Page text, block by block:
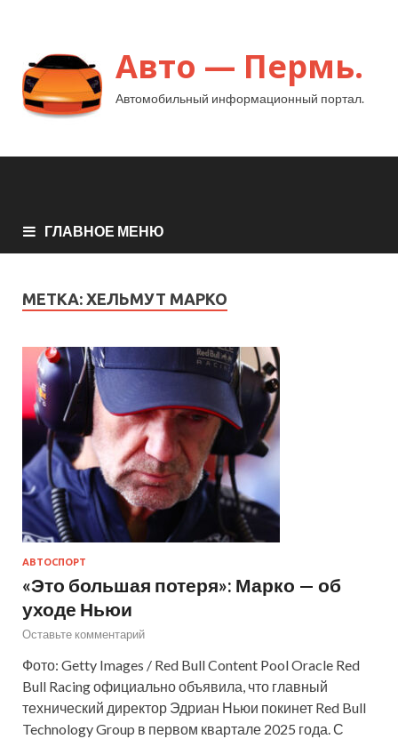
Авто — Пермь.
Автомобильный информационный портал.
ГЛАВНОЕ МЕНЮ
МЕТКА: ХЕЛЬМУТ МАРКО
АВТОСПОРТ
«Это большая потеря»: Марко — об
уходе Ньюи
Оставьте комментарий
Фото: Getty Images / Red Bull Content Pool Oracle Red
Bull Racing официально объявила, что главный
технический директор Эдриан Ньюи покинет Red Bull
Technology Group в первом квартале 2025 года. С